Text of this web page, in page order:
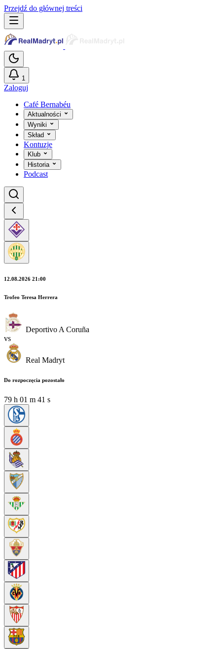
Przejdź do głównej treści
1
Zaloguj
Café Bernabéu
Aktualności
Wyniki
Skład
Kontuzje
Klub
Historia
Podcast
12.08.2026 21:00
Trofeo Teresa Herrera
Deportivo A Coruña
vs
Real Madryt
Do rozpoczęcia pozostało
79 h 01 m 40 s